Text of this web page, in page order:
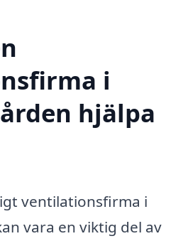
i
hjälpa
ventilationsfirma i
vara en viktig del av